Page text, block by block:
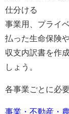
仕分ける
事業用、プライ
払った生命保険
収支内訳書を作
しょう。
各事業ごとに必
事業・不動産・